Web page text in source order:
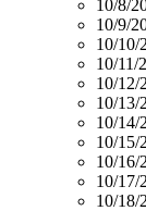
10/8/
10/9/
10/10/
10/11/
10/12/
10/13/
10/14/
10/15/
10/16/
10/17/
10/18/